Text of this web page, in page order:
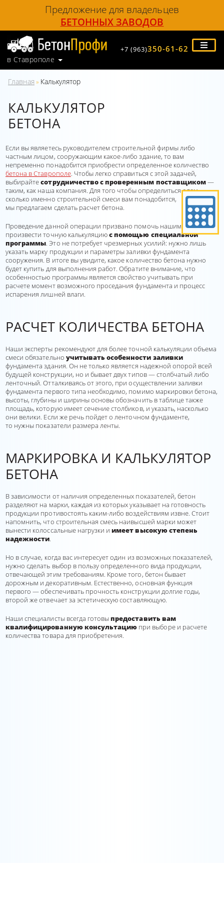
Предложение для владельцев
БЕТОННЫХ ЗАВОДОВ
в Ставрополе
+7 (963)350-61-62
Главная » Калькулятор
КАЛЬКУЛЯТОР
БЕТОНА
Если вы являетесь руководителем строительной фирмы либо
частным лицом, сооружающим какое-либо здание, то вам
непременно понадобится приобрести определенное количество
бетона в Ставрополе. Чтобы легко справиться с этой задачей,
выбирайтесотрудничество с проверенным поставщиком—
таким, как наша компания. Для того чтобы определиться с тем,
сколько именно строительной смеси вам понадобится,
мы предлагаем сделать расчет бетона.
Проведение данной операции призвано помочь нашим клиентам
произвести точную калькуляциюс помощью специальной
программы. Это не потребует чрезмерных усилий: нужно лишь
указать марку продукции и параметры заливки фундамента
сооружения. В итоге вы увидите, какое количество бетона нужно
будет купить для выполнения работ. Обратите внимание, что
особенностью программы является свойство учитывать при
расчете момент возможного проседания фундамента и процесс
испарения лишней влаги.
РАСЧЕТ КОЛИЧЕСТВА БЕТОНА
Наши эксперты рекомендуют для более точной калькуляции объема
смеси обязательно учитывать особенности заливки
фундамента здания. Он не только является надежной опорой всей
будущей конструкции, но и бывает двух типов — столбчатый либо
ленточный. Отталкиваясь от этого, при осуществлении заливки
фундамента первого типа необходимо, помимо маркировки бетона,
высоты, глубины и ширины основы обозначить в таблице также
площадь, которую имеет сечение столбиков, и указать, насколько
они велики. Если же речь пойдет о ленточном фундаменте,
то нужны показатели размера ленты.
МАРКИРОВКА И КАЛЬКУЛЯТОР
БЕТОНА
В зависимости от наличия определенных показателей, бетон
разделяют на марки, каждая из которых указывает на готовность
продукции противостоять каким-либо воздействиям извне. Стоит
напомнить, что строительная смесь наивысшей марки может
вынести колоссальные нагрузки иимеет высокую степень
надежности.
Но в случае, когда вас интересует один из возможных показателей,
нужно сделать выбор в пользу определенного вида продукции,
отвечающей этим требованиям. Кроме того, бетон бывает
дорожным и декоративным. Естественно, основная функция
первого — обеспечивать прочность конструкции долгие годы,
второй же отвечает за эстетическую составляющую.
Наши специалисты всегда готовыпредоставить вам
квалифицированную консультацию при выборе и расчете
количества товара для приобретения.